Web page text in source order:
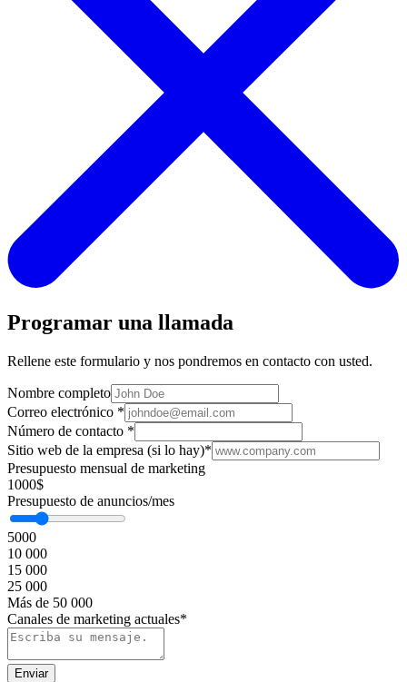
Programar una llamada
Rellene este formulario y nos pondremos en contacto con usted.
Nombre completo
Correo electrónico *
Número de contacto *
Sitio web de la empresa (si lo hay)*
Presupuesto mensual de marketing
1000$
Presupuesto de anuncios/mes
5000
10 000
15 000
25 000
Más de 50 000
Canales de marketing actuales*